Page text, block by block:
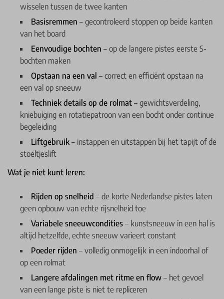
wisselen tussen de twee kanten
Basisremmen – gecontroleerd stoppen op beide kanten
van het board
Eenvoudige bochten – op de langere pistes eerste S-
bochten maken
Opstaan na een val – correct en efficiënt opstaan na
een val op sneeuw
Techniek details op de rolmat – gewichtsverdeling,
kniebuiging en rotatiepatroon van een bocht onder continue
begeleiding
Liftgebruik – instappen en uitstappen bij het tapijt of de
stoeltjeslift
Wat je niet kunt leren:
Rijden op snelheid – de korte Nederlandse pistes laten
geen opbouw van echte rijsnelheid toe
Variabele sneeuwcondities – kunstsneeuw in een hal is
altijd hetzelfde, echte sneeuw varieert constant
Poeder rijden – volledig onmogelijk in een indoorhal of
op een rolmat
Langere afdalingen met ritme en flow – het gevoel
van een lange piste is niet te repliceren